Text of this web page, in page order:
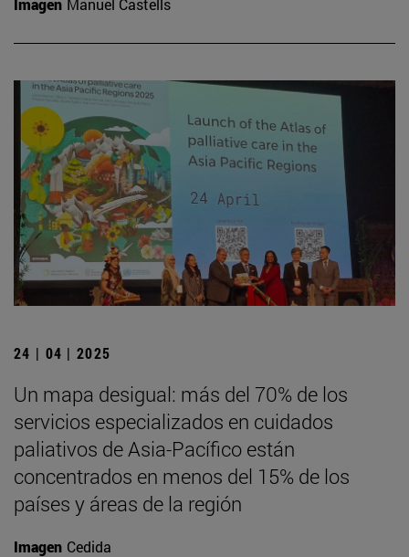
Imagen Manuel Castells
24 | 04 | 2025
Un mapa desigual: más del 70% de los
servicios especializados en cuidados
paliativos de Asia-Pacífico están
concentrados en menos del 15% de los
países y áreas de la región
Imagen Cedida